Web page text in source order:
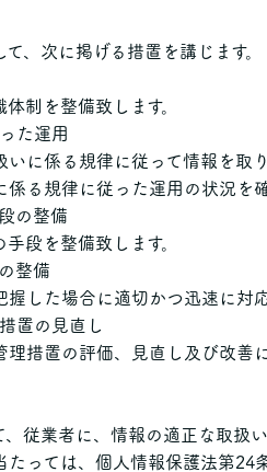
、次に掲げる措置を講じます。
制を整備致します。
た運用
に係る規律に従って情報を取り
る規律に従った運用の状況を
の整備
段を整備致します。
整備
した場合に適切かつ迅速に対
置の見直し
措置の評価、見直し及び改善に
従業者に、情報の適正な取扱
っては、個人情報保護法第24